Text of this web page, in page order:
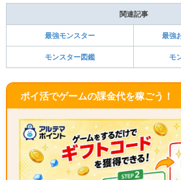
関連記事
最強モンスター 最強
モンスター図鑑 モ
ポイ活でゲームの課金代を稼ごう！